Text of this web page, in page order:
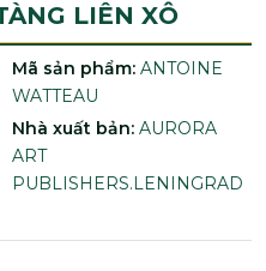
LIÊN XÔ
Mã sản phẩm: ANTOINE
WATTEAU
Nhà xuất bản: AURORA
ART
PUBLISHERS.LENINGRAD